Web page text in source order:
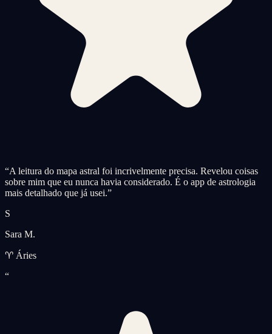
“A leitura do mapa astral foi incrivelmente precisa. Revelou coisas
sobre mim que eu nunca havia considerado. É o app de astrologia
mais detalhado que já usei.”
S
Sara M.
♈ Áries
“